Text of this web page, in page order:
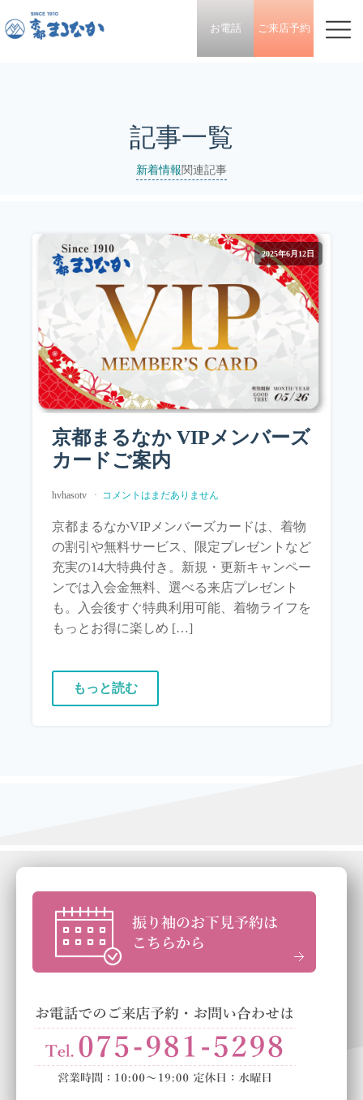
お電話 ご来店予約
記事一覧
新着情報関連記事
2025年6月12日
京都まるなか VIPメンバーズ
カードご案内
hvhasotv コメントはまだありません
京都まるなかVIPメンバーズカードは、着物
の割引や無料サービス、限定プレゼントなど
充実の14大特典付き。新規・更新キャンペー
ンでは入会金無料、選べる来店プレゼント
も。入会後すぐ特典利用可能、着物ライフを
もっとお得に楽しめ […]
もっと読む